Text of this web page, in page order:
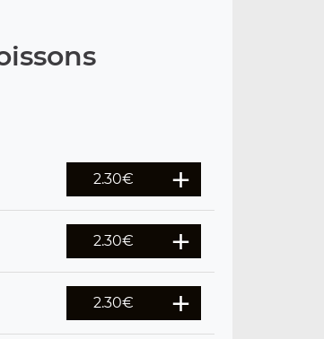
2.30€
2.30€
2.30€